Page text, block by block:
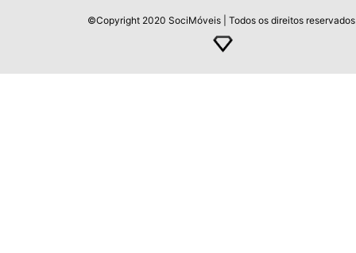
©Copyright 2020 SociMóveis | Todos os direitos